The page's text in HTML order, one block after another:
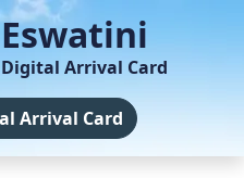
Eswatini
Digital Arrival Card
Arrival Card